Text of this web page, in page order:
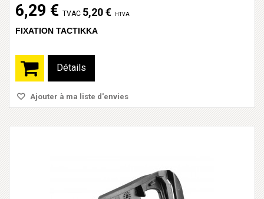
6,29 € TVAC 5,20 € HTVA
FIXATION TACTIKKA
Détails
Ajouter à ma liste d'envies